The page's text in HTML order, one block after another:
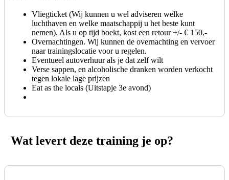
Vliegticket (Wij kunnen u wel adviseren welke
luchthaven en welke maatschappij u het beste kunt
nemen). Als u op tijd boekt, kost een retour +/- € 150,-
Overnachtingen. Wij kunnen de overnachting en vervoer
naar trainingslocatie voor u regelen.
Eventueel autoverhuur als je dat zelf wilt
Verse sappen, en alcoholische dranken worden verkocht
tegen lokale lage prijzen
Eat as the locals (Uitstapje 3e avond)
Wat levert deze training je op?